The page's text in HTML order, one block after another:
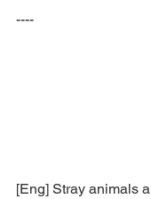
----
[Eng] Stray animals